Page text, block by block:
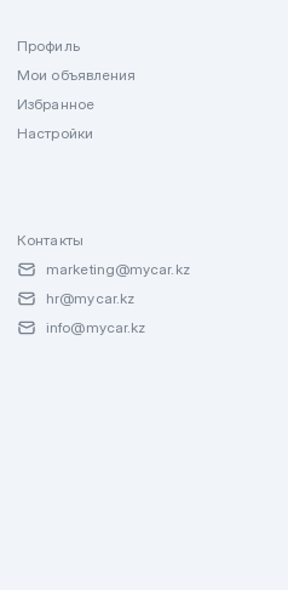
Профиль
Мои объявления
Избранное
Настройки
Контакты
marketing@mycar.kz
hr@mycar.kz
info@mycar.kz